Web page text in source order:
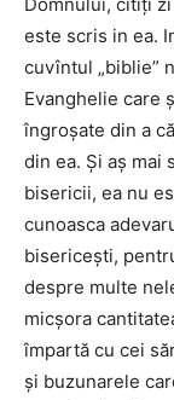
este scris in ea.
cuvîntul „biblie”
Evanghelie care
îngroşate din a
din ea. Şi aş mai
bisericii, ea nu
cunoasca
bisericeşti,
despre multe
micşora
împartă cu cei
şi buzunarele